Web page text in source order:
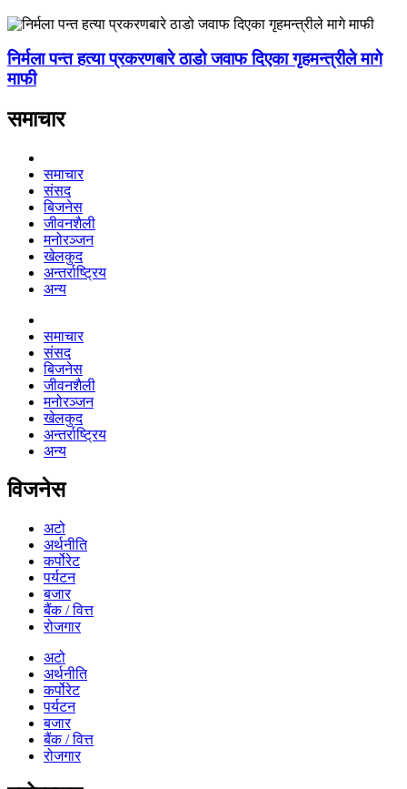
निर्मला पन्त हत्या प्रकरणबारे ठाडो जवाफ दिएका गृहमन्त्रीले मागे
माफी
समाचार
समाचार
संसद
बिजनेस
जीवनशैली
मनोरञ्जन
खेलकुद
अन्तर्राष्ट्रिय
अन्य
समाचार
संसद
बिजनेस
जीवनशैली
मनोरञ्जन
खेलकुद
अन्तर्राष्ट्रिय
अन्य
विजनेस
अटो
अर्थनीति
कर्पोरेट
पर्यटन
बजार
बैंक / वित्त
रोजगार
अटो
अर्थनीति
कर्पोरेट
पर्यटन
बजार
बैंक / वित्त
रोजगार